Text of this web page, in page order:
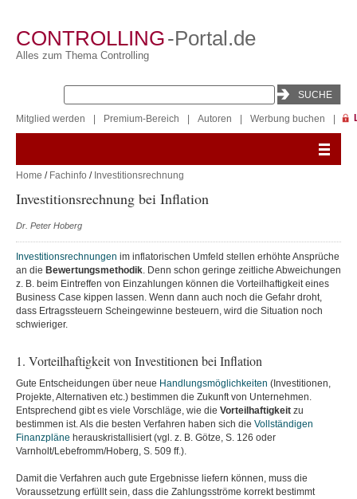
CONTROLLING-Portal.de
Alles zum Thema Controlling
Mitglied werden Premium-Bereich Autoren Werbung buchen
Home / Fachinfo / Investitionsrechnung
Investitionsrechnung bei Inflation
Dr. Peter Hoberg
Investitionsrechnungen im inflatorischen Umfeld stellen erhöhte Ansprüche
an die Bewertungsmethodik. Denn schon geringe zeitliche Abweichungen
z. B. beim Eintreffen von Einzahlungen können die Vorteilhaftigkeit eines
Business Case kippen lassen. Wenn dann auch noch die Gefahr droht,
dass Ertragssteuern Scheingewinne besteuern, wird die Situation noch
schwieriger.
1. Vorteilhaftigkeit von Investitionen bei Inflation
Gute Entscheidungen über neue Handlungsmöglichkeiten (Investitionen,
Projekte, Alternativen etc.) bestimmen die Zukunft von Unternehmen.
Entsprechend gibt es viele Vorschläge, wie die Vorteilhaftigkeit zu
bestimmen ist. Als die besten Verfahren haben sich die Vollständigen
Finanzpläne herauskristallisiert (vgl. z. B. Götze, S. 126 oder
Varnholt/Lebefromm/Hoberg, S. 509 ff.).
Damit die Verfahren auch gute Ergebnisse liefern können, muss die
Voraussetzung erfüllt sein, dass die Zahlungsströme korrekt bestimmt